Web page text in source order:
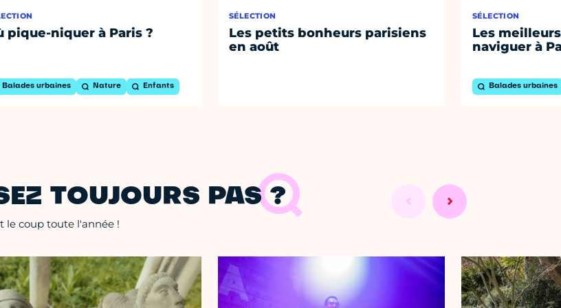
pique-niquer à Paris ?
Balades urbaines Nature Enfants
SÉLECTION
Les petits bonheurs parisiens
en août
SÉLECTION
Les
naviguer à
Balades urbaines
TOUJOURS PAS ?
le coup toute l'année !